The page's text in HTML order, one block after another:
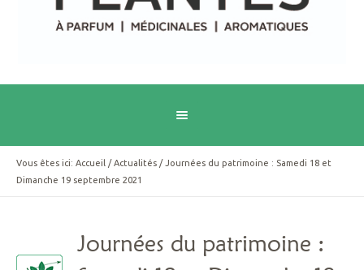
Vous êtes ici: Accueil / Actualités / Journées du patrimoine : Samedi 18 et
Dimanche 19 septembre 2021
Journées du patrimoine :